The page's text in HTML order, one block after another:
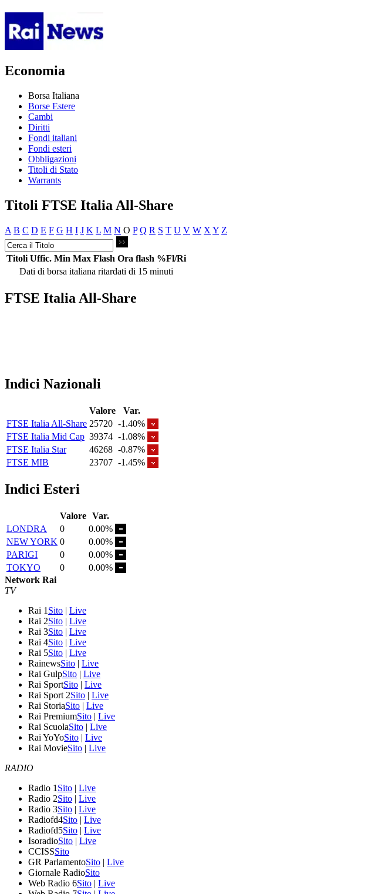
Economia
Borsa Italiana
Borse Estere
Cambi
Diritti
Fondi italiani
Fondi esteri
Obbligazioni
Titoli di Stato
Warrants
Titoli FTSE Italia All-Share
A B C D E F G H I J K L M N O P Q R S T U V W X Y Z
Titoli Uffic. Min Max Flash Ora flash %Fl/Ri
Dati di borsa italiana ritardati di 15 minuti
FTSE Italia All-Share
Indici Nazionali
Valore
Var.
FTSE Italia All-Share 25720 -1.40%
FTSE Italia Mid Cap 39374 -1.08%
FTSE Italia Star
46268 -0.87%
FTSE MIB
23707 -1.45%
Indici Esteri
Valore Var.
LONDRA
0
0.00%
NEW YORK 0
0.00%
PARIGI
0
0.00%
TOKYO
0
0.00%
Network Rai
TV
Rai 1 Sito | Live
Rai 2Sito | Live
Rai 3Sito | Live
Rai 4Sito | Live
Rai 5Sito | Live
RainewsSito | Live
Rai GulpSito | Live
Rai SportSito | Live
Rai Sport 2Sito | Live
Rai StoriaSito | Live
Rai PremiumSito | Live
Rai ScuolaSito | Live
Rai YoYoSito | Live
Rai MovieSito | Live
RADIO
Radio 1 Sito | Live
Radio 2Sito | Live
Radio 3Sito | Live
Radiofd4Sito | Live
Radiofd5Sito | Live
IsoradioSito | Live
CCISSSito
GR ParlamentoSito | Live
Giornale RadioSito
Web Radio 6Sito | Live